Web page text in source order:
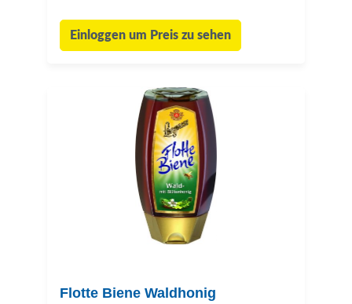
Einloggen um Preis zu sehen
Flotte Biene Waldhonig